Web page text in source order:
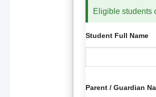
Eligible students
Student Full Name
Parent / Guardian